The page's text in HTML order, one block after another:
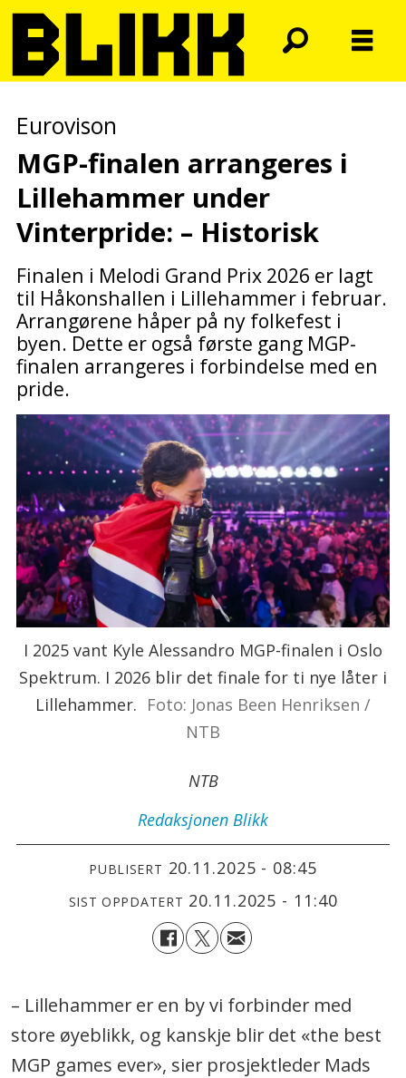
Eurovison
MGP-finalen arrangeres i
Lillehammer under
Vinterpride: – Historisk
Finalen i Melodi Grand Prix 2026 er lagt
til Håkonshallen i Lillehammer i februar.
Arrangørene håper på ny folkefest i
byen. Dette er også første gang MGP-
finalen arrangeres i forbindelse med en
pride.
I 2025 vant Kyle Alessandro MGP-finalen i Oslo
Spektrum. I 2026 blir det finale for ti nye låter i
Lillehammer. Foto: Jonas Been Henriksen /
NTB
NTB
Redaksjonen Blikk
PUBLISERT 20.11.2025 - 08:45
SIST OPPDATERT 20.11.2025 - 11:40
– Lillehammer er en by vi forbinder med
store øyeblikk, og kanskje blir det «the best
MGP games ever», sier prosjektleder Mads